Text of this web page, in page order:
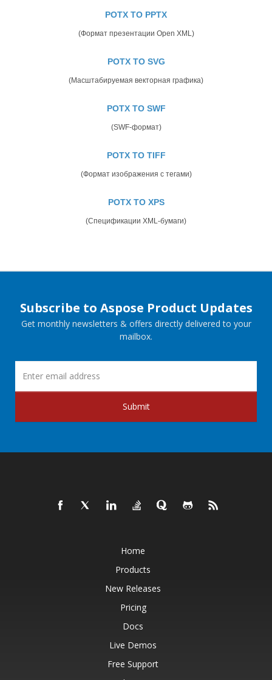
POTX TO PPTX
(Формат презентации Open XML)
POTX TO SVG
(Масштабируемая векторная графика)
POTX TO SWF
(SWF-формат)
POTX TO TIFF
(Формат изображения с тегами)
POTX TO XPS
(Спецификации XML-бумаги)
Subscribe to Aspose Product Updates
Get monthly newsletters & offers directly delivered to your
mailbox.
Submit
Home
Products
New Releases
Pricing
Docs
Live Demos
Free Support